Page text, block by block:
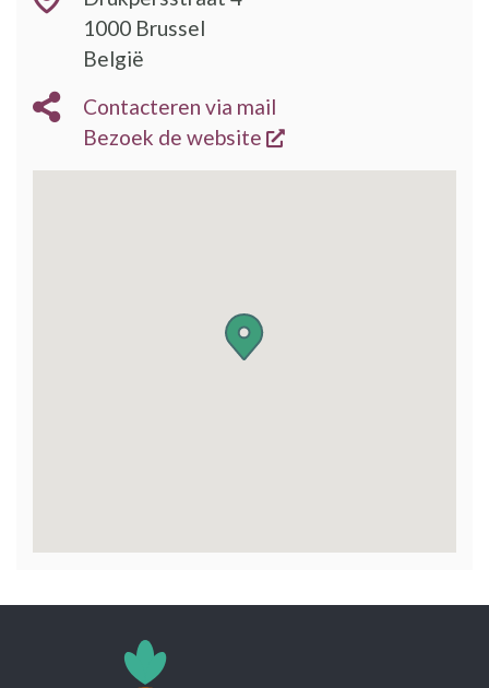
1000 Brussel
België
Contacteren via mail
Bezoek de website
opent een nieuw